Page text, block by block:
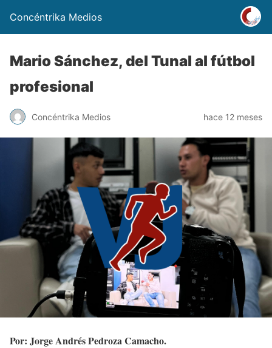
Concéntrika Medios
Mario Sánchez, del Tunal al fútbol
profesional
Concéntrika Medios hace 12 meses
Por: Jorge Andrés Pedroza Camacho.